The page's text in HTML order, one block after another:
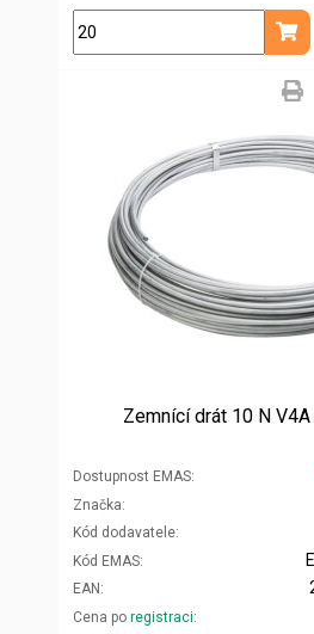
kg
Zemnící drát 10 N
Dostupnost EMAS
Značka
Kód dodavatele
Kód EMAS
EAN
Cena po registraci